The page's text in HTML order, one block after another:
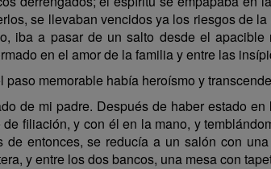
se llevaban vencidos ya los riesgos de
iba a pasar de un salto desde el
en el amor de la familia y entre las
memorable había heroísmo y
de mi padre. Después de haber estado
filiación, y con él en la mano, y
entonces, se reducía a un salón con
y entre los dos bancos, una mesa con